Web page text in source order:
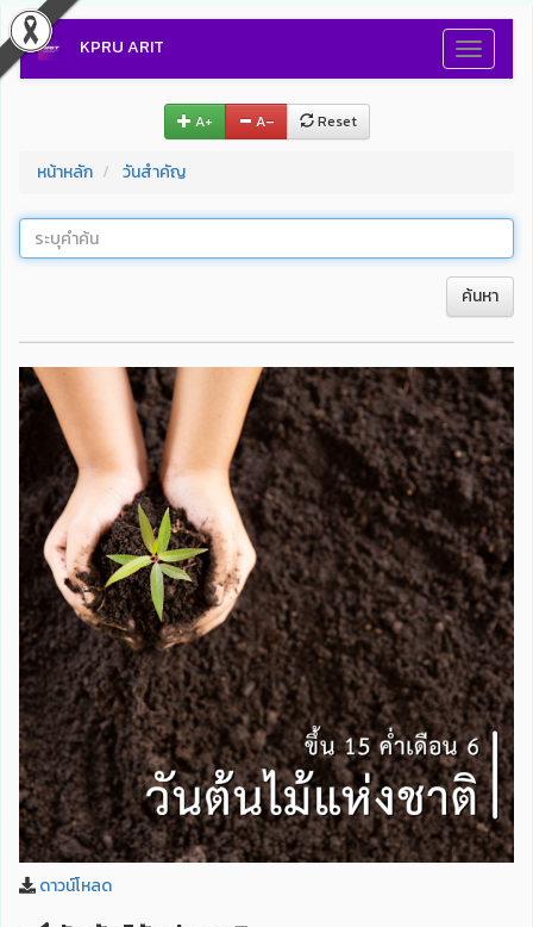
Toggle
KPRU ARIT
A+ A– Reset
หน้าหลัก วันสำคัญ
ค้นหา
ดาวน์โหลด